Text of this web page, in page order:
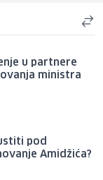
u partnere
ministra
pod
Amidžića?